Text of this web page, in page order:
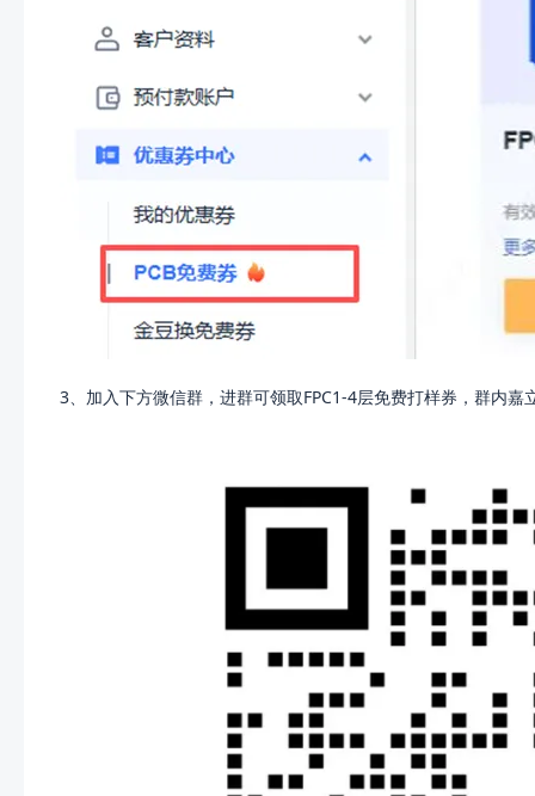
3、加入下方微信群，进群可领取FPC1-4层免费打样券，群内嘉